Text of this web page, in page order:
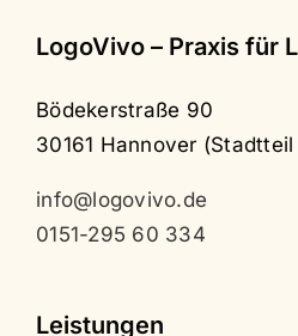
LogoVivo – Praxis für
Bödekerstraße 90
30161 Hannover
info@logovivo.de
0151-295 60 334
Leistungen